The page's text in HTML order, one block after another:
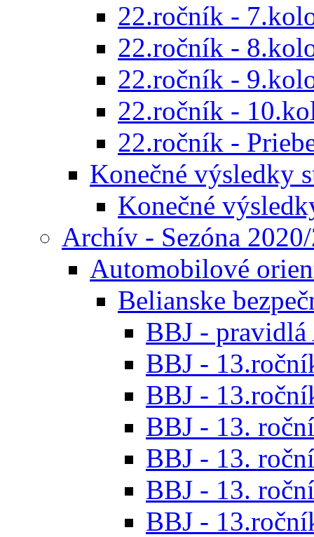
22.ročník -
22.ročník -
22.ročník -
22.ročník -
22.ročník -
Konečné výsledky
Konečné
Archív - Sezóna
Automobilové
Belianske
BBJ - pravidlá
BBJ -
BBJ -
BBJ - 13.
BBJ - 13.
BBJ - 13.
BBJ -